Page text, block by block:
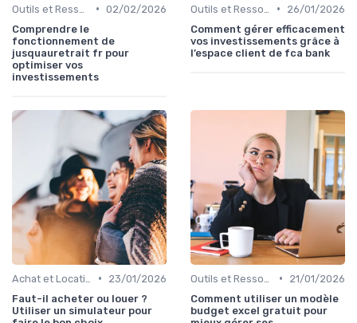
• 02/02/2026
Comprendre le
fonctionnement de
jusquauretrait fr pour
optimiser vos
investissements
•
26/01/2026
Comment gérer efficacement
vos investissements grâce à
l’espace client de fca bank
•
23/01/2026
Faut-il acheter ou louer ?
Utiliser un simulateur pour
•
21/01/2026
Comment utiliser un modèle
budget excel gratuit pour